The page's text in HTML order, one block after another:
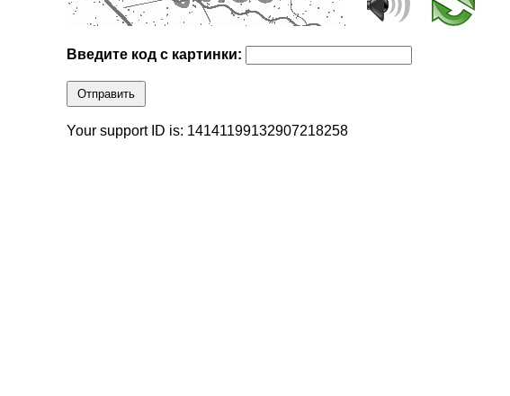
Введите код с картинки:
Отправить
Your support ID is: 14141199132907218258